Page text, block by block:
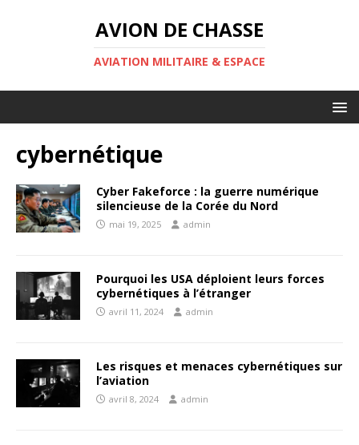
AVION DE CHASSE
AVIATION MILITAIRE & ESPACE
cybernétique
Cyber Fakeforce : la guerre numérique
silencieuse de la Corée du Nord
mai 19, 2025 admin
Pourquoi les USA déploient leurs forces
cybernétiques à l’étranger
avril 11, 2024 admin
Les risques et menaces cybernétiques sur
l’aviation
avril 8, 2024 admin